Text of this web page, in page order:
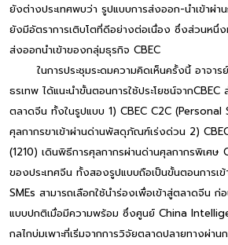
ยังต่างประเทศพบว่า รูปแบบการส่งออก-นำเข้าผ่า
ยังมีอัตราการเติบโตที่ดีอย่างต่อเนื่อง ซึ่งส่วนหนึ่ง
ส่งออกนำเข้าของกลุ่มธุรกิจ CBEC
ในการประชุมระดมความคิดเห็นครั้งนี้ อาจา
ธรเทพ ได้แนะนำขั้นตอนการใช้ประโยชน์จาก
ตลาดจีน ทั้งในรูปแบบ 1) CBEC C2C
ศุลกากรขาเข้าผ่านด่านพัสดุภัณฑ์เร่งด่วน 2)
(1210) เดินพิธีการศุลกากรผ่านด่านศุลกากรพิเศษ
ของประเทศจีน ทั้งสองรูปแบบถือเป็นขั้นตอนการเข้
SMEs สามารถเลือกใช้นำร่องเพื่อเข้าสู่ตลาดจีน ก่อ
แบบปกติเมื่อมีความพร้อม ซึ่งศูนย์ China
กลไกบ่มเพาะที่เริ่มจากการวิจัยตลาดปลายทางผ่า